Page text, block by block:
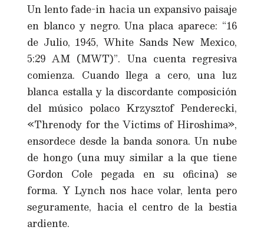
Un lento fade-in hacia un expansivo paisaje
en blanco y negro. Una placa aparece: “16
de Julio, 1945, White Sands New Mexico,
5:29 AM (MWT)”. Una cuenta regresiva
comienza. Cuando llega a cero, una luz
blanca estalla y la discordante composición
del músico polaco Krzysztof Penderecki,
«Threnody for the Victims of Hiroshima»,
ensordece desde la banda sonora. Un nube
de hongo (una muy similar a la que tiene
Gordon Cole pegada en su oficina) se
forma. Y Lynch nos hace volar, lenta pero
seguramente, hacia el centro de la bestia
ardiente.